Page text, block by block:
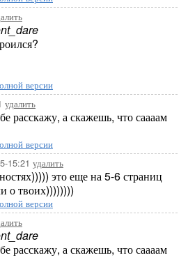
версии
удалить
расскажу, а скажешь, что саааам
версии
15:21 удалить
это еще на 5-6 страниц
о твоих))))))))
версии
расскажу, а скажешь, что саааам